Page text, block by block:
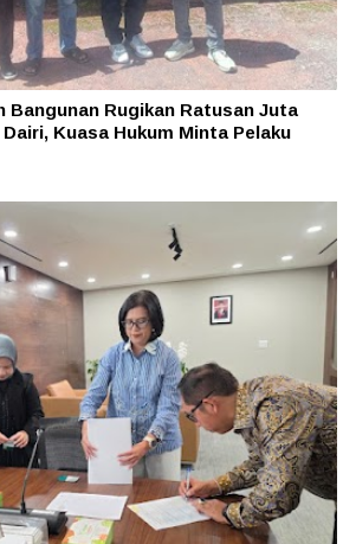
Bangunan Rugikan Ratusan Juta
Kuasa Hukum Minta Pelaku